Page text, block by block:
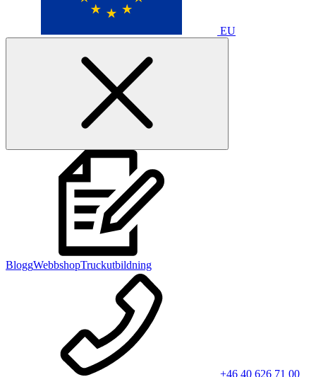
EU
BloggWebbshopTruckutbildning
+46 40 626 71 00